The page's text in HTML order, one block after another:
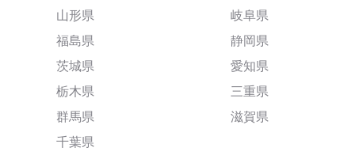
山形県
福島県
茨城県
栃木県
群馬県
千葉県
岐阜県
静岡県
愛知県
三重県
滋賀県